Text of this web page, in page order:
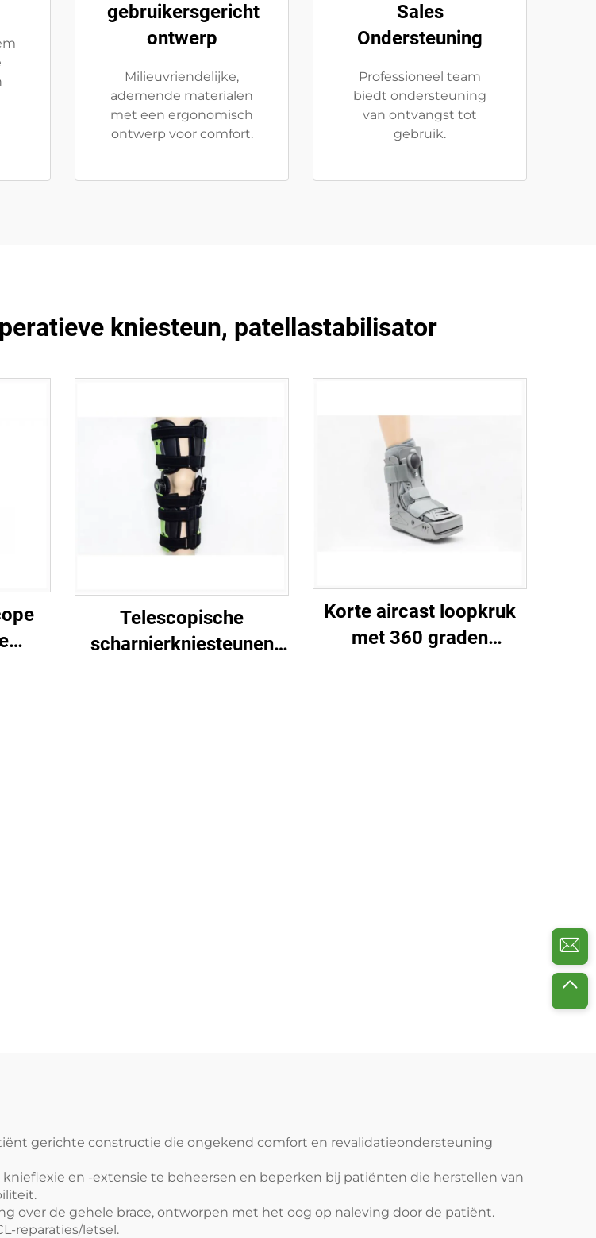
gebruikersgericht
ontwerp
Milieuvriendelijke,
ademende materialen
met een ergonomisch
ontwerp voor comfort.
Sales
Ondersteuning
Professioneel team
biedt ondersteuning
van ontvangst tot
gebruik.
kniesteun, patellastabilisator
Telescopische
scharnierkniesteunen
Korte aircast loopkruk
met 360 graden
gerichte constructie die ongekend comfort en revalidatieondersteuning
en -extensie te beheersen en beperken bij patiënten die herstellen van
over de gehele brace, ontworpen met het oog op naleving door de patiënt.
reparaties/letsel.